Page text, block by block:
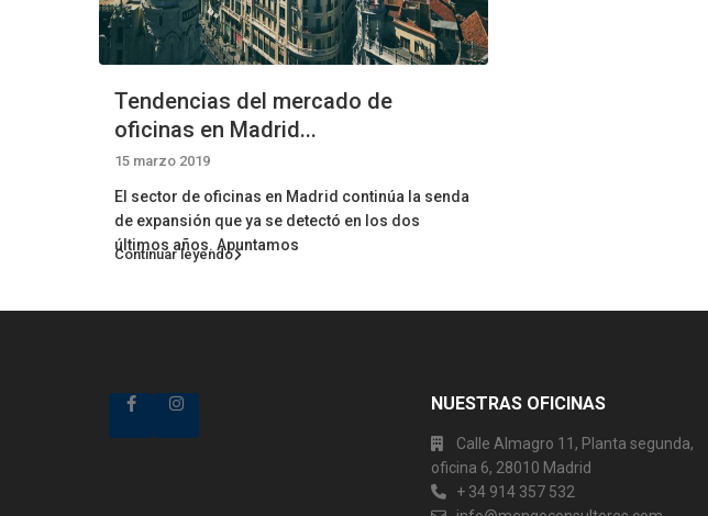
Tendencias del mercado de
oficinas en Madrid...
15 marzo 2019
El sector de oficinas en Madrid continúa la senda
de expansión que ya se detectó en los dos
últimos años. Apuntamos
Continuar leyendo
NUESTRAS OFICINAS
Calle Almagro 11, Planta segunda,
oficina 6, 28010 Madrid
+ 34 914 357 532